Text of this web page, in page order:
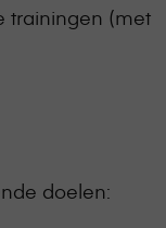
trainingen (met
doelen: